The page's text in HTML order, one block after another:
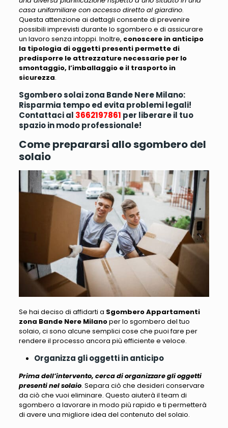
casa unifamiliare con accesso diretto al giardino.
Questa attenzione ai dettagli consente di prevenire
possibili imprevisti durante lo sgombero e di assicurare
un lavoro senza intoppi. Inoltre, conoscere in anticipo
la tipologia di oggetti presenti permette di
predisporre le attrezzature necessarie per lo
smontaggio, l’imballaggio e il trasporto in
sicurezza.
Sgombero solai zona Bande Nere Milano:
Risparmia tempo ed evita problemi legali!
Contattaci al 3662197861 per liberare il tuo
spazio in modo professionale!
Come prepararsi allo sgombero del
solaio
Se hai deciso di affidarti a Sgombero Appartamenti
zona Bande Nere Milanoper lo sgombero del tuo
solaio, ci sono alcune semplici cose che puoi fare per
rendere il processo ancora più efficiente e veloce.
Organizza gli oggetti in anticipo
Prima dell’intervento, cerca di organizzare gli oggetti
presenti nel solaio. Separa ciò che desideri conservare
da ciò che vuoi eliminare. Questo aiuterà il team di
sgombero a lavorare in modo più rapido eti permetterà
di avere una migliore idea del contenuto del solaio.